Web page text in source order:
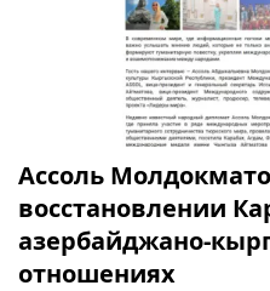
Ассоль
восстановлении
азербайджано-
отношениях